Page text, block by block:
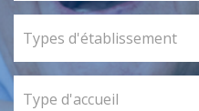
Types d'établissement
Type d'accueil